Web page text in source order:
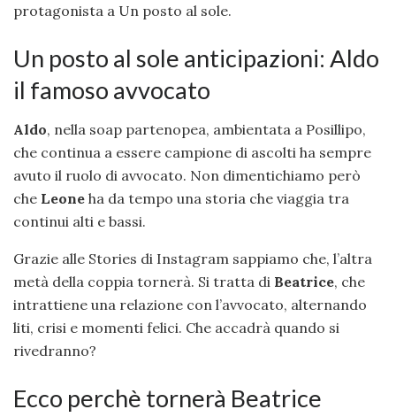
protagonista a Un posto al sole.
Un posto al sole anticipazioni: Aldo
il famoso avvocato
Aldo, nella soap partenopea, ambientata a Posillipo,
che continua a essere campione di ascolti ha sempre
avuto il ruolo di avvocato. Non dimentichiamo però
che Leone ha da tempo una storia che viaggia tra
continui alti e bassi.
Grazie alle Stories di Instagram sappiamo che, l’altra
metà della coppia tornerà. Si tratta di Beatrice, che
intrattiene una relazione con l’avvocato, alternando
liti, crisi e momenti felici. Che accadrà quando si
rivedranno?
Ecco perchè tornerà Beatrice